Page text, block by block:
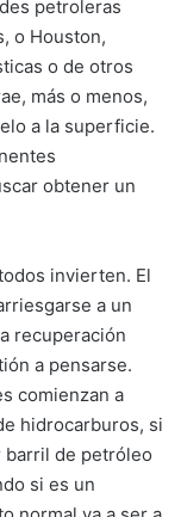
petroleras
o Houston,
o de otros
más o menos,
a la superficie.
obtener un
invierten. El
a un
recuperación
a pensarse.
comienzan a
hidrocarburos, si
barril de petróleo
si es un